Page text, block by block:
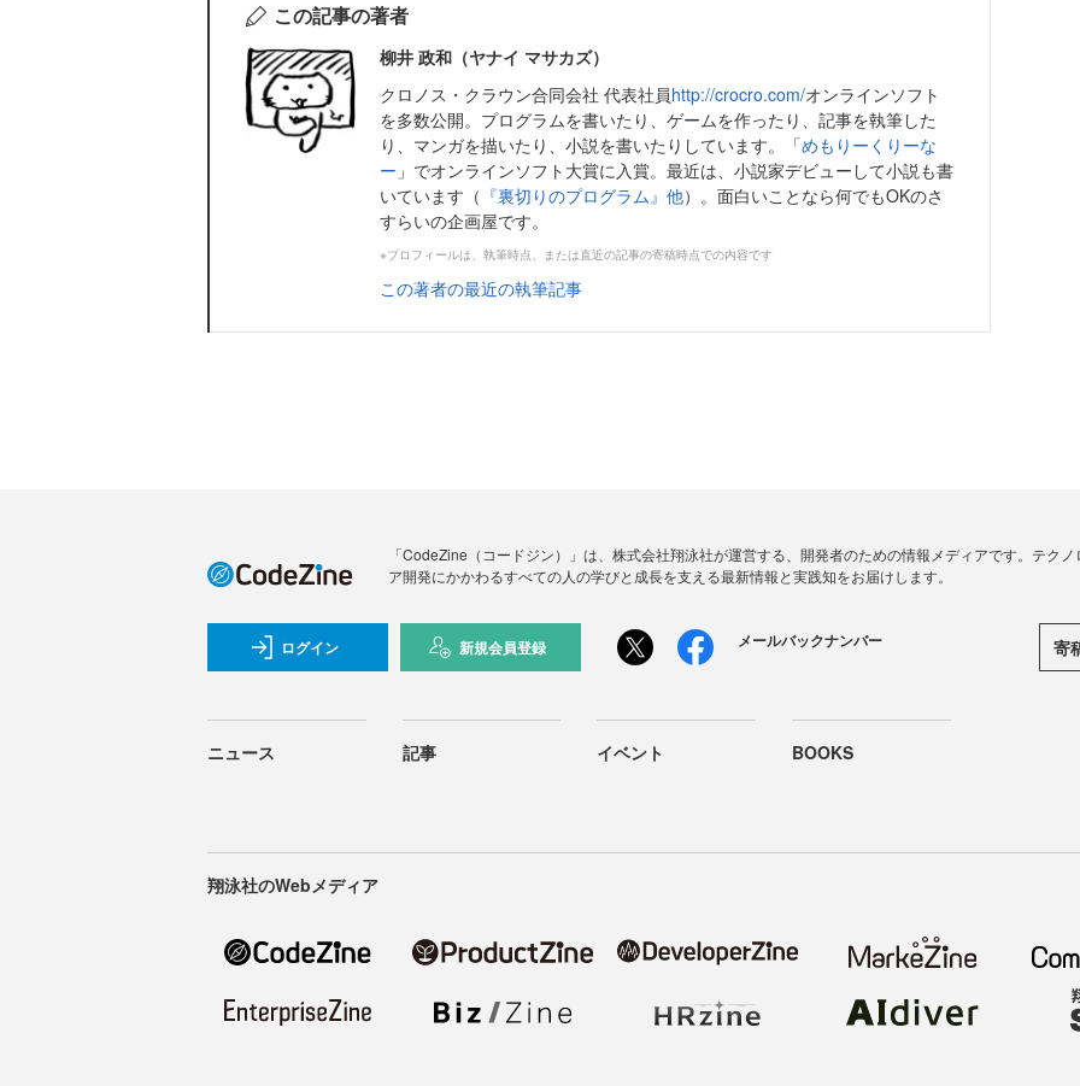
この記事の著者
柳井 政和（ヤナイ マサカズ）
クロノス・クラウン合同会社 代表社員http://crocro.com/オンラインソフト
を多数公開。プログラムを書いたり、ゲームを作ったり、記事を執筆した
り、マンガを描いたり、小説を書いたりしています。「めもりーくりーな
ー 」でオンラインソフト大賞に入賞。最近は、小説家デビューして小説も書
いています（ 『裏切りのプログラム』他）。面白いことなら何でもOKのさ
すらいの企画屋です。
※プロフィールは、執筆時点、または直近の記事の寄稿時点での内容です
この著者の最近の執筆記事
「CodeZine（コードジン）」は、株式会社翔泳社が運営する、開発者のための情報メディアです。テク
ア開発にかかわるすべての人の学びと成長を支える最新情報と実践知をお届けします。
ログイン 新規会員登録 メールバックナンバー 寄
ニュース 記事 イベント BOOKS
翔泳社のWebメディア